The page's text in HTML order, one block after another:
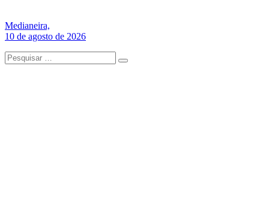
Medianeira,
10 de agosto de 2026